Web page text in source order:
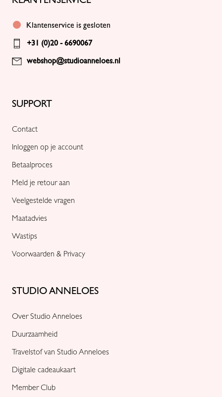
STUDIO ANNELOES
Over Studio Anneloes
Duurzaamheid
Travelstof van Studio Anneloes
Digitale cadeaukaart
Member Club
SUPPORT
Contact
Inloggen op je account
Betaalproces
Meld je retour aan
Veelgestelde vragen
Maatadvies
Wastips
Voorwaarden & Privacy
Klantenservice is gesloten
+31 (0)20 - 6690067
webshop@studioanneloes.nl